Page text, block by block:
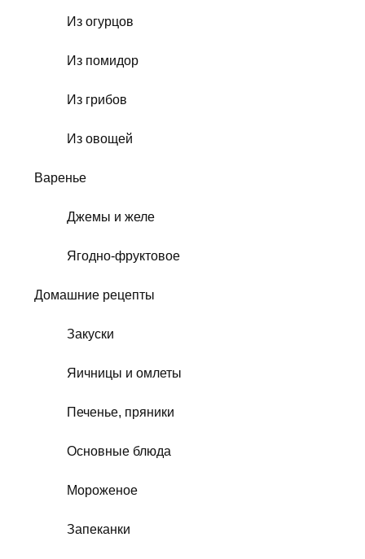
Из огурцов
Из помидор
Из грибов
Из овощей
Варенье
Джемы и желе
Ягодно-фруктовое
Домашние рецепты
Закуски
Яичницы и омлеты
Печенье, пряники
Основные блюда
Мороженое
Запеканки